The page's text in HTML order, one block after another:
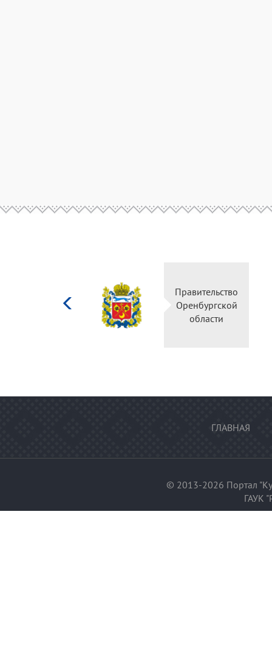
Министерство
культуры
Российской
федерации
ГЛАВНАЯ
© 2013-2026 Портал
ГАУК